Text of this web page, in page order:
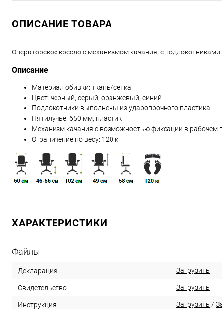
ОПИСАНИЕ ТОВАРА
Операторское кресло с механизмом качания, с подлокотниками.
Описание
Материал обивки: ткань/сетка
Цвет: черный, серый, оранжевый, синий
Подлокотники выполнены из ударопрочного пластика
Пятилучье: 650 мм, пластик
Механизм качания с возможностью фиксации в рабочем
Ограничение по весу: 120 кг
ХАРАКТЕРИСТИКИ
Файлы
Декларация Загрузить
Свидетельство Загрузить
Инструкция Загрузить /